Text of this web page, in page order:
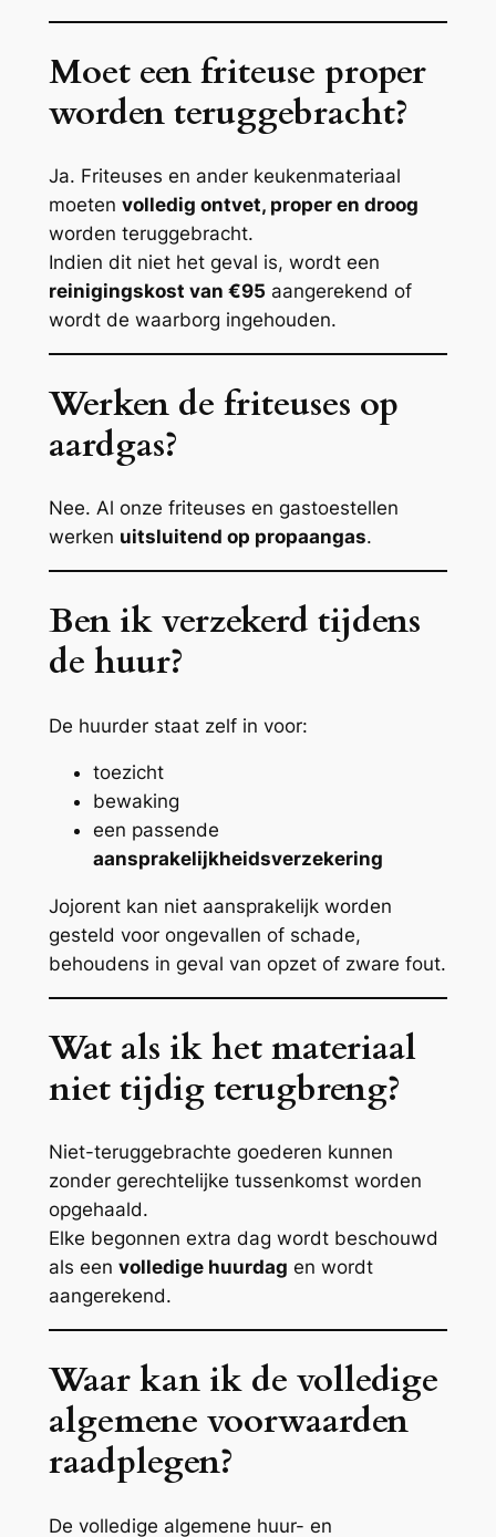
Moet een friteuse proper
worden teruggebracht?
Ja. Friteuses en ander keukenmateriaal
moeten volledig ontvet, proper en droog
worden teruggebracht.
Indien dit niet het geval is, wordt een
reinigingskost van €95 aangerekend of
wordt de waarborg ingehouden.
Werken de friteuses op
aardgas?
Nee. Al onze friteuses en gastoestellen
werken uitsluitend op propaangas.
Ben ik verzekerd tijdens
de huur?
De huurder staat zelf in voor:
toezicht
bewaking
een passende
aansprakelijkheidsverzekering
Jojorent kan niet aansprakelijk worden
gesteld voor ongevallen of schade,
behoudens in geval van opzet of zware fout.
Wat als ik het materiaal
niet tijdig terugbreng?
Niet-teruggebrachte goederen kunnen
zonder gerechtelijke tussenkomst worden
opgehaald.
Elke begonnen extra dag wordt beschouwd
als een volledige huurdag en wordt
aangerekend.
Waar kan ik de volledige
algemene voorwaarden
raadplegen?
De volledige algemene huur- en